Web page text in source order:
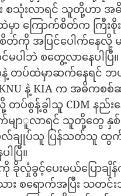
စသုံးလာရင် သူတို့ဟာ
ကြောက်စိတ်က ကြီးစိုး
တ်ကို အပြင်ပေါက်နေလို့
မပါဘဲ စတွေ့လာနေပါပ
မှာနဲ့ တပ်ထဲမှာဆက်နေရင်
နဲ့ KIA က အဓိကစစ်
ပ်စွန့်ခွါသူ CDM နည်း
မျာူလာရင် သူတို့တွေ နှစ်ခ
ဗိုလ်ချုပ်သူ ပြန်သတ်သူ ထွ
ပြီ။
လှုံခွင့်ပေးမယ်ပြောချိ
စရောက်အပြီး သတင်း